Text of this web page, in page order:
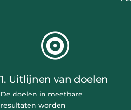

1. Uitlijnen van doelen
De doelen in meetbare
resultaten worden